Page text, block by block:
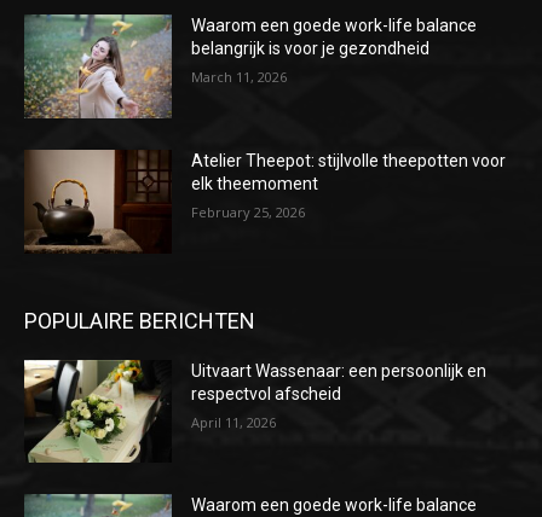
Waarom een goede work-life balance
belangrijk is voor je gezondheid
March 11, 2026
Atelier Theepot: stijlvolle theepotten voor
elk theemoment
February 25, 2026
POPULAIRE BERICHTEN
Uitvaart Wassenaar: een persoonlijk en
respectvol afscheid
April 11, 2026
Waarom een goede work-life balance